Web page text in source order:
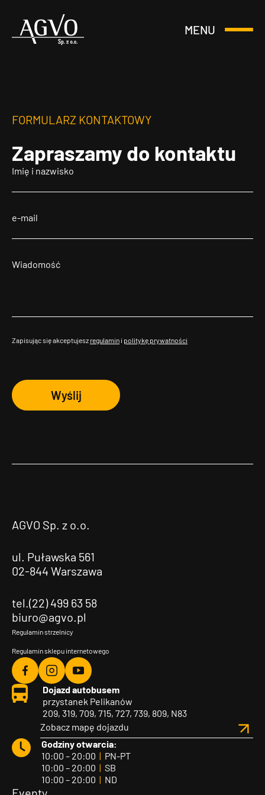
Header
MENU
Otwórz
FORMULARZ KONTAKTOWY
Zapraszamy do kontaktu
Zapisując się akceptujesz regulamin i politykę prywatności
Wyślij
AGVO Sp. z o.o.
ul. Puławska 561
02-844 Warszawa
tel.(22) 499 63 58
biuro@agvo.pl
Regulamin strzelnicy
Regulamin sklepu internetowego
Agvo
Facebook
Agvo
Instagram
Agvo
YouTube
Dojazd autobusem
przystanek Pelikanów
209, 319, 709, 715, 727, 739, 809, N83
Zobacz mapę dojazdu
Godziny otwarcia:
10:00 – 20:00 | PN-PT
10:00 – 20:00 | SB
10:00 – 20:00 | ND